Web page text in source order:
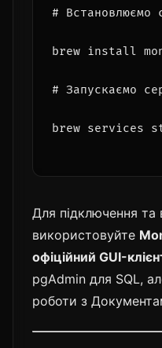
# Встановлюємо
brew install
# Запускаємо
brew services
Для підключення та
використовуйте
офіційний GUI-
pgAdmin для SQL,
роботи з